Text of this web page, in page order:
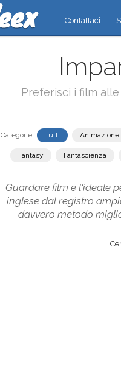
Contattaci
Preferisci i film
Categorie: Tutti Animazione
Fantasy Fantascienza
Guardare film è l'ideale
inglese dal registro
davvero metodo